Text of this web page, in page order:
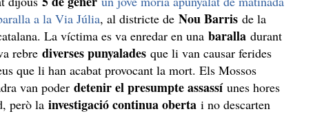
a la Via Júlia, al districte deNou Barris de la
La víctima es va enredar en una baralladurant
rebrediverses punyalades que li van causar ferides
que li han acabat provocant la mort. Els Mossos
van poder detenir el presumpte assassíunes hores
però lainvestigació continua obertai no descarten